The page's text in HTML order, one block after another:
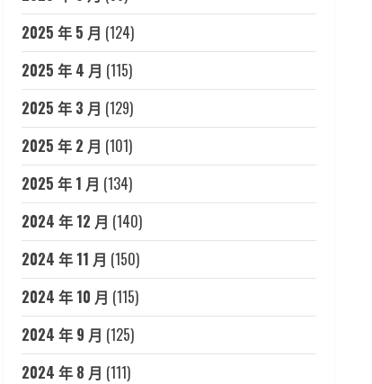
2025 年 5 月 (124)
2025 年 4 月 (115)
2025 年 3 月 (129)
2025 年 2 月 (101)
2025 年 1 月 (134)
2024 年 12 月 (140)
2024 年 11 月 (150)
2024 年 10 月 (115)
2024 年 9 月 (125)
2024 年 8 月 (111)